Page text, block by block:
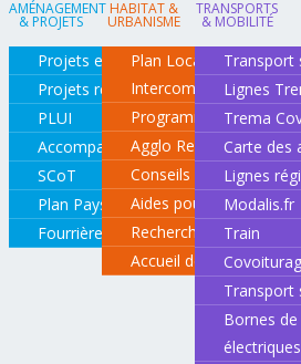
AMÉNAGEMENT
& PROJETS
Projets en cours
Projets réalisés
PLUI
Accompagnement de projets
SCoT
Plan Paysage
Fourrière animale
HABITAT &
URBANISME
Plan Local d'Urbanisme
Intercommunal
Programme local de
Agglo Renov
Conseils pour rénover
Aides pour rénover
Recherche d'un
Accueil des gens du
TRANSPORTS
& MOBILITÉ
Transport
Lignes
Trema
Carte des
Lignes
Modalis.fr
Train
Transport
Bornes
électriques